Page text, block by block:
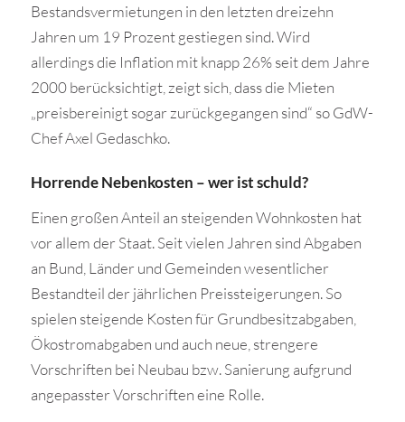
Bestandsvermietungen in den letzten dreizehn
Jahren um 19 Prozent gestiegen sind. Wird
allerdings die Inflation mit knapp 26% seit dem Jahre
2000 berücksichtigt, zeigt sich, dass die Mieten
„preisbereinigt sogar zurückgegangen sind“ so GdW-
Chef Axel Gedaschko.
Horrende Nebenkosten – wer ist schuld?
Einen großen Anteil an steigenden Wohnkosten hat
vor allem der Staat. Seit vielen Jahren sind Abgaben
an Bund, Länder und Gemeinden wesentlicher
Bestandteil der jährlichen Preissteigerungen. So
spielen steigende Kosten für Grundbesitzabgaben,
Ökostromabgaben und auch neue, strengere
Vorschriften bei Neubau bzw. Sanierung aufgrund
angepasster Vorschriften eine Rolle.